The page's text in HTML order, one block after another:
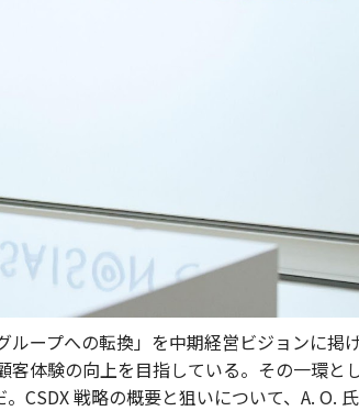
ープへの転換」を中期経営ビジョンに掲
体験の向上を目指している。その一環と
CSDX 戦略の概要と狙いについて、A. O.